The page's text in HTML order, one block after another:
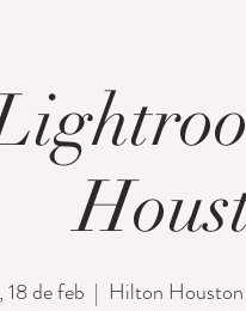
18 de feb
  |
Hilton